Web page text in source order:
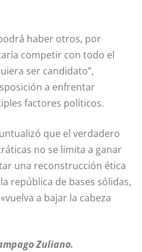
haber otros, por
competir con todo el
ser candidato”,
a enfrentar
factores políticos.
que el verdadero
no se limita a ganar
una reconstrucción ética
república de bases sólidas,
a bajar la cabeza
Zuliano.